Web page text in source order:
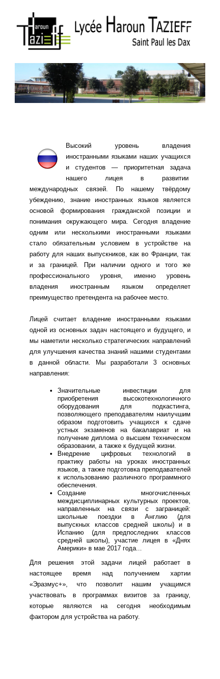
Высокий уровень владения
иностранными языками наших учащихся
и студентов — приоритетная задача
нашего лицея в развитии
международных связей. По нашему твёрдому
убеждению, знание иностранных языков является
основой формирования гражданской позиции и
понимания окружающего мира. Сегодня владение
одним или несколькими иностранными языками
стало обязательным условием в устройстве на
работу для наших выпускников, как во Франции, так
и за границей. При наличии одного и того же
профессионального уровня, именно уровень
владения иностранным языком определяет
преимущество претендента на рабочее место.
Лицей считает владение иностранными языками
одной из основных задач настоящего и будущего, и
мы наметили несколько стратегических направлений
для улучшения качества знаний нашими студентами
в данной области. Мы разработали 3 основных
направления:
Значительные инвестиции для
приобретения высокотехнологичного
оборудования для подкастинга,
позволяющего преподавателям наилучшим
образом подготовить учащихся к сдаче
устных экзаменов на бакалавриат и на
получение диплома о высшем техническом
образовании, а также к будущей жизни.
Внедрение цифровых технологий в
практику работы на уроках иностранных
языков, а также подготовка преподавателей
к использованию различного программного
обеспечения.
Создание многочисленных
междисциплинарных культурных проектов,
направленных на связи с заграницей:
школьные поездки в Англию (для
выпускных классов средней школы) и в
Испанию (для предпоследних классов
средней школы), участие лицея в «Днях
Америки» в мае 2017 года...
Для решения этой задачи лицей работает в
настоящее время над получением хартии
«Эразмус+», что позволит нашим учащимся
участвовать в программах визитов за границу,
которые являются на сегодня необходимым
фактором для устройства на работу.